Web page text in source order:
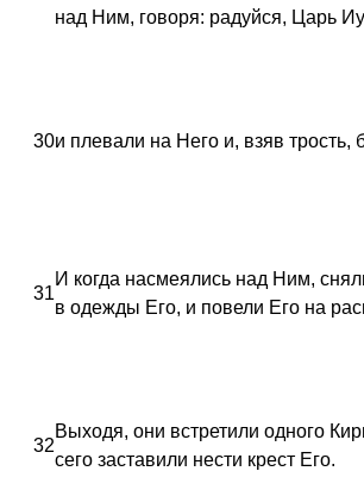
над Ним, говоря: радуйся, Царь
30и плевали на Него и, взяв трость,
31
И когда насмеялись над Ним,
в одежды Его, и повели Его на
32
Выходя, они встретили одного
сего заставили нести крест Его.